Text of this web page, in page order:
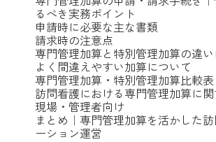
るべき実務ポイント
申請時に必要な主な書類
請求時の注意点
専門管理加算と特別管理加算の違い
よく間違えやすい加算について
専門管理加算・特別管理加算比較表
訪問看護における専門管理加算に関
現場・管理者向け
まとめ｜専門管理加算を活かした
ーション運営